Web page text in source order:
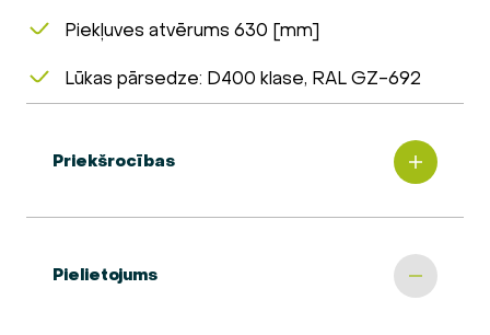
Piekļuves atvērums 630 [mm]
Lūkas pārsedze: D400 klase, RAL GZ-692
Priekšrocības
Pielietojums